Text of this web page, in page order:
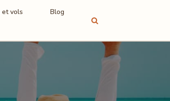
et vols
Blog